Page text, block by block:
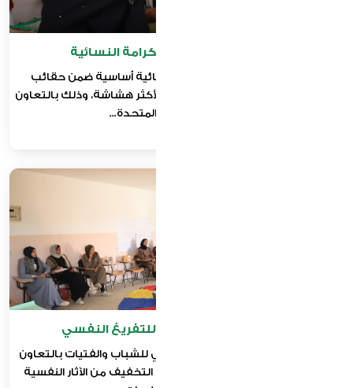
مبادرة توزيع حقائب الكرامة النسائية
تنفيذ حملة لتوزيع مستلزمات نسائية أساسية ضمن حقائب
الكرامة، استهدفت النساء والفتيات الأكثر هشاشة، وذلك بالتعاون
مع صندوق الأمم المتحدة...
تنظيم دورات وجلسات للتفريغ النفسي
تنظيم جلسات دعم نفسي وانفعالي للشباب والفتيات بالتعاون
مع مؤسسة العقل والجسم، بهدف التخفيف من الآثار النفسية